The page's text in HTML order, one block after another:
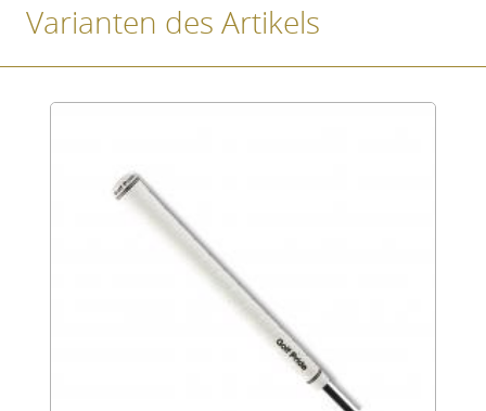
Varianten des Artikels